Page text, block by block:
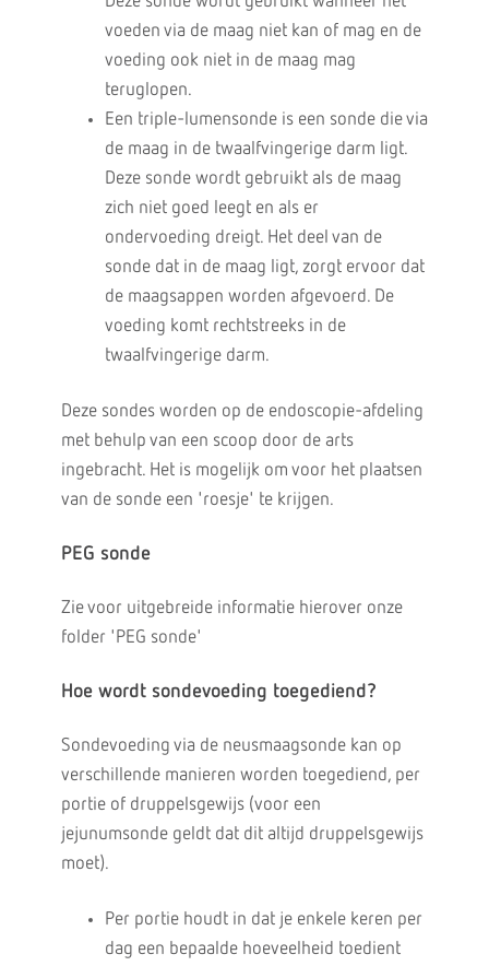
voeden via de maag niet kan of mag en de
voeding ook niet in de maag mag
teruglopen.
Een triple-lumensonde is een sonde die via
de maag in de twaalfvingerige darm ligt.
Deze sonde wordt gebruikt als de maag
zich niet goed leegt en als er
ondervoeding dreigt. Het deel van de
sonde dat in de maag ligt, zorgt ervoor dat
de maagsappen worden afgevoerd. De
voeding komt rechtstreeks in de
twaalfvingerige darm.
Deze sondes worden op de endoscopie-afdeling
met behulp van een scoop door de arts
ingebracht. Het is mogelijk om voor het plaatsen
van de sonde een 'roesje' te krijgen.
PEG sonde
Zie voor uitgebreide informatie hierover onze
folder 'PEG sonde'
Hoe wordt sondevoeding toegediend?
Sondevoeding via de neusmaagsonde kan op
verschillende manieren worden toegediend, per
portie of druppelsgewijs (voor een
jejunumsonde geldt dat dit altijd druppelsgewijs
moet).
Per portie houdt in dat je enkele keren per
dag een bepaalde hoeveelheid toedient